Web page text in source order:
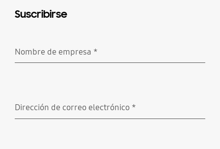
Suscribirse
Nombre de empresa *
Dirección de correo electrónico *